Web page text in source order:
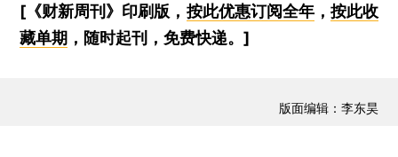
[《财新周刊》印刷版， 按此优惠订阅全年， 按此收
藏单期 ，随时起刊，免费快递。]
版面编辑：李东昊